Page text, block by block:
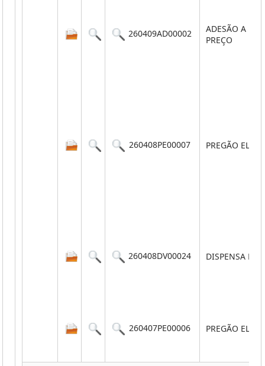
260409AD00002
ADESÃO A
PREÇO
260408PE00007 PREGÃO
260408DV00024 DISPENSA
260407PE00006 PREGÃO